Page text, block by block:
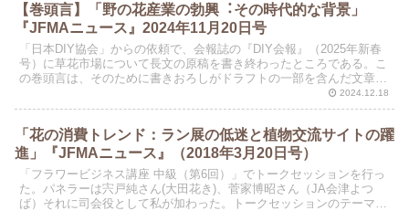
【巻頭言】「野の花産業の勃興︓その時代的な背景」
『JFMAニュース』2024年11月20日号
「日本DIY協会」からの依頼で、会報誌の『DIY会報』（2025年新春
号）に草花市場について長文の原稿を書き終わったところである。こ
の巻頭言は、そのために書きおろしがドラフトの一部を含んだ文章に
2024.12.18
「花の消費トレンド：ラン展の低迷と植物交流サイトの躍
進」『JFMAニュース』（2018年3月20日号）
「フラワービジネス講座 中級（第6回）」でトークセッションを行っ
た。パネラーは宍戸純さん(大田花き)、菅家博昭さん（JA会津よつ
ば）それに司会役として私が加わった。トークセッションのテーマは